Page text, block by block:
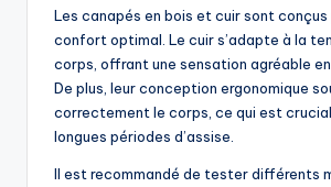
Les canapés en bois et cuir sont
confort optimal. Le cuir s’adapte à la
corps, offrant une sensation agréable
De plus, leur conception ergonomique
correctement le corps, ce qui est
longues périodes d’assise.
Il est recommandé de tester différents